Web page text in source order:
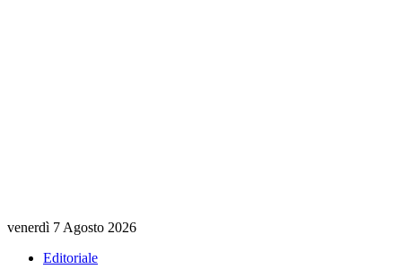
venerdì 7 Agosto 2026
Editoriale